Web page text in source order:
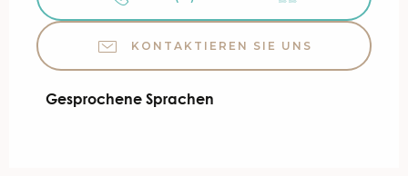
KONTAKTIEREN SIE UNS
Gesprochene Sprachen
Gesprochene Sprachen